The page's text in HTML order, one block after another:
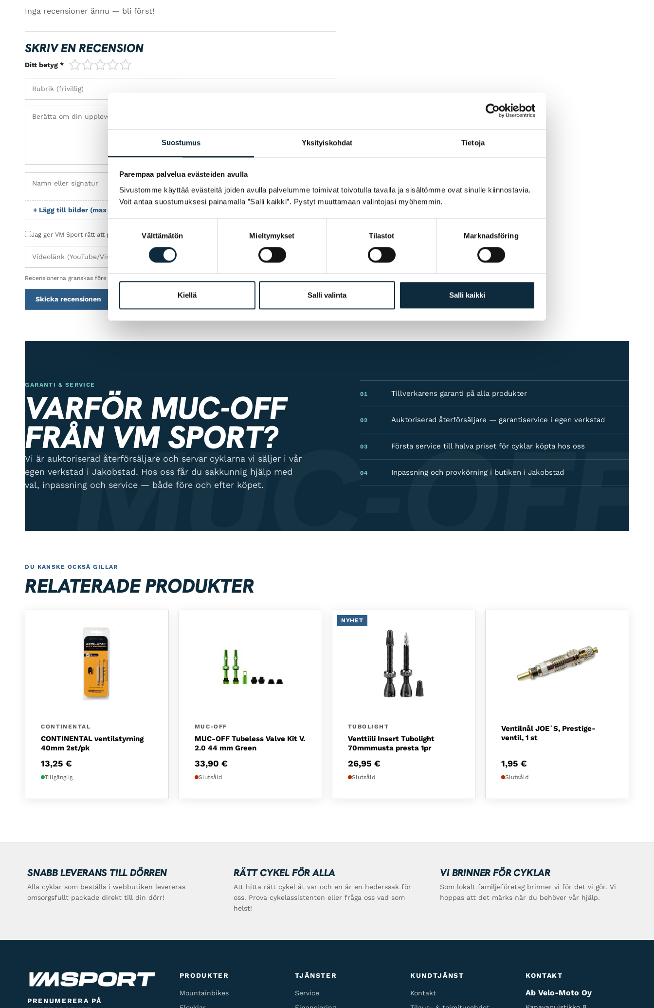
Suostumus Yksityiskohdat Tietoja
Parempaa palvelua evästeiden avulla
Sivustomme käyttää evästeitä joiden avulla palvelumme toimivat toivotulla tavalla ja sisältömme ovat sinulle kiinnostavia.
Voit antaa suostumuksesi painamalla ”Salli kaikki”. Pystyt muuttamaan valintojasi myöhemmin.
valinta
Välttämätön Mieltymykset Tilastot Marknadsföring
Kiellä Salli valinta Salli kaikki
Inga recensioner ännu — bli först!
SKRIV EN RECENSION
Ditt betyg * 1/5 2/53/54/5
+ Lägg till bilder (max 5)
Jag ger VM Sport rätt att publicera bilderna jag skickar i samband med recensionen.
Recensionerna granskas före publicering.
Skicka recensionen
MUC-OFF
GARANTI & SERVICE
VARFÖR MUC-OFF
FRÅN VM SPORT?
Vi är auktoriserad återförsäljare och servar cyklarna vi säljer i vår
egen verkstad i Jakobstad. Hos oss får du sakkunnig hjälp med
val, inpassning och service — både före och efter köpet.
01 Tillverkarens garanti på alla produkter
02 Auktoriserad återförsäljare — garantiservice i egen verkstad
03 Första service till halva priset för cyklar köpta hos oss
04 Inpassning och provkörning i butiken i Jakobstad
DU KANSKE OCKSÅ GILLAR
RELATERADE PRODUKTER
CONTINENTAL
CONTINENTAL ventilstyrning
40mm 2st/pk
13,25€
Tillgänglig
MUC-OFF
MUC-OFF Tubeless Valve Kit V.
2.0 44 mm Green
33,90 €
Slutsåld
NYHET
TUBOLIGHT
Venttiili Insert Tubolight
70mmmusta presta 1pr
26,95 €
Slutsåld
Ventilnål JOE´S, Prestige-
ventil, 1 st
1,95€
Slutsåld
SNABB LEVERANS TILL DÖRREN
Alla cyklar som beställs i webbutiken levereras
omsorgsfullt packade direkt till din dörr!
RÄTT CYKEL FÖR ALLA
Att hitta rätt cykel åt var och en är en hederssak för
oss. Prova cykelassistenten eller fråga oss vad som
helst!
VI BRINNER FÖR CYKLAR
Som lokalt familjeföretag brinner vi för det vi gör. Vi
hoppas att det märks när du behöver vår hjälp.
PRENUMERERA PÅ
PRODUKTER
Mountainbikes
TJÄNSTER
Service
KUNDTJÄNST
Kontakt
KONTAKT
Ab Velo-Moto Oy